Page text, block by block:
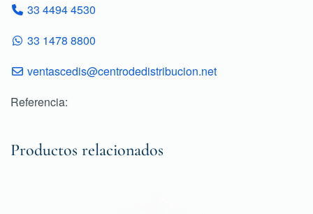
33 4494 4530
33 1478 8800
ventascedis@centrodedistribucion.net
Referencia:
Productos relacionados